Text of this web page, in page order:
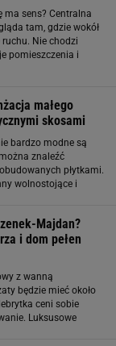
ma sens? Centralna
tam, gdzie wokół
Nie chodzi
pomieszczenia i
umywalki,
małego
skosami
bardzo modne są
znaleźć
płytkami.
wolnostojące i
Majdan?
i dom pełen
z wanną
będzie mieć około
ceni sobie
Luksusowe